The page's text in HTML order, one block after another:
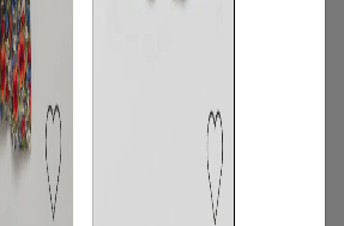
ニュース
【夏限定】短く借りて、たくさん楽し
む。短期レンタルキャンペーン開催
2026.06.01